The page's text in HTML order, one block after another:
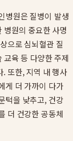
병원은 질병이 발생
원의 중요한 사명
으로 심뇌혈관 질
육 등 다양한 주제
또한, 지역 내 행사
게 더 가까이 다가
턱을 낮추고, 건강
더 건강한 공동체